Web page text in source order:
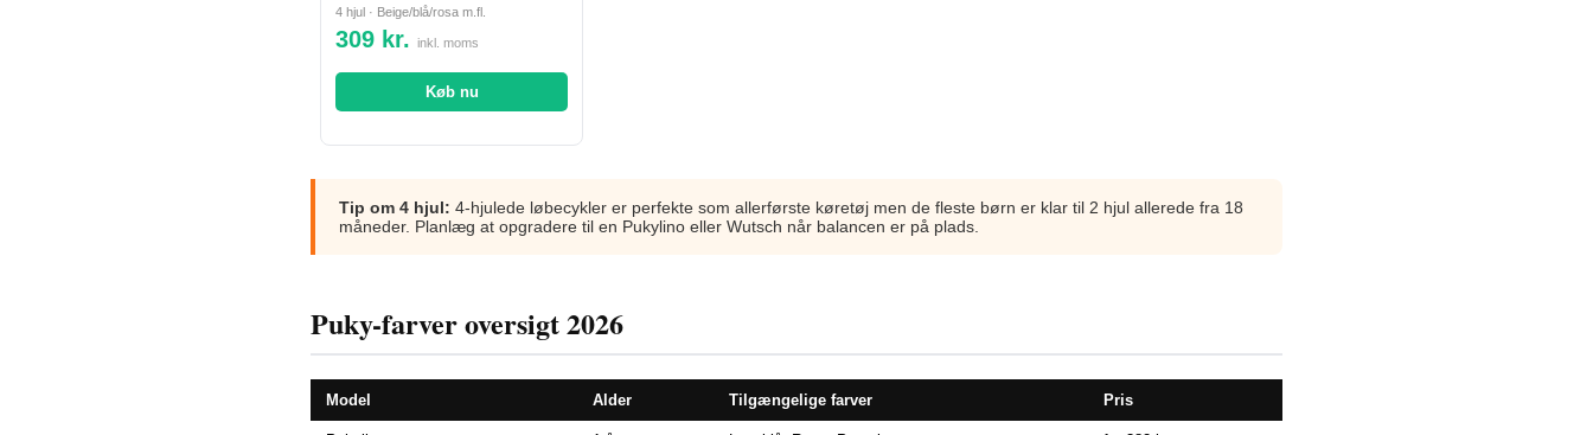
4 hjul · Beige/blå/rosa m.fl.
309 kr. inkl. moms
Køb nu
Tip om 4 hjul: 4-hjulede løbecykler er perfekte som allerførste køretøj men de fleste børn er klar til 2 hjul allerede fra 18
måneder. Planlæg at opgradere til en Pukylino eller Wutsch når balancen er på plads.
Puky-farver oversigt 2026
Model Alder Tilgængelige farver Pris